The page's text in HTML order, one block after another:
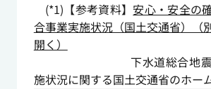
(*1)【参考資料】 安心・安全の
合事業実施状況（国土交通省）（
開く）
下水道総合地震対
施状況に関する国土交通省のホー